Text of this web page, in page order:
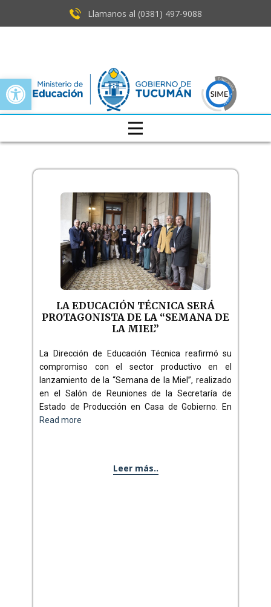
Open toolbar
Llamanos al (0381) ​497-9088
LA EDUCACIÓN TÉCNICA SERÁ
PROTAGONISTA DE LA “SEMANA DE
LA MIEL”
La Dirección de Educación Técnica reafirmó su
compromiso con el sector productivo en el
lanzamiento de la “Semana de la Miel”, realizado
en el Salón de Reuniones de la Secretaría de
Estado de Producción en Casa de Gobierno. En
Read more
Leer más..